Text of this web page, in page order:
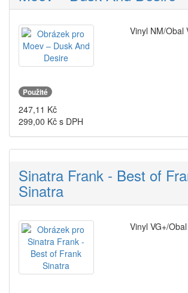
Vinyl NM/Obal
Použité
247,11 Kč
299,00 Kč s DPH
Sinatra Frank - Best of
Sinatra
Vinyl VG+/